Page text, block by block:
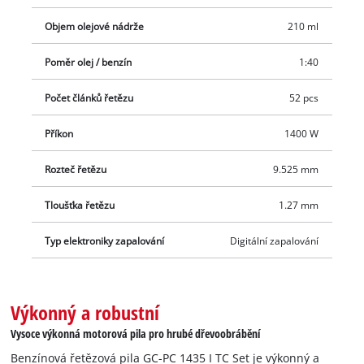
antivibrační systém zajišťuje vysoký komfort při práci, a to i při
delším používání. Vodicí lišta a řetěz jsou mazány automaticky.
Řetězová pila je poháněna směsí oleje a benzínu (1:40).
Palivová nádrž má objem 260 ml, zatímco olejová nádrž pojme
210 ml. Sada obsahuje také láhev na míchání benzínu a oleje
úhledně a bezpečně uložit.
Objem olejové nádrže 210 ml
Poměr olej / benzín 1:40
Počet článků řetězu 52 pcs
Příkon 1400 W
Rozteč řetězu 9.525 mm
Tloušťka řetězu 1.27 mm
Typ elektroniky zapalování Digitální zapalování
Výkonný a robustní
Vysoce výkonná motorová pila pro hrubé dřevoobrábění
Benzínová řetězová pila GC-PC 1435 I TC Set je výkonný a